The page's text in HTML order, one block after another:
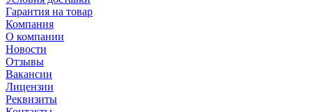
Гарантия на товар
Компания
О компании
Новости
Отзывы
Вакансии
Лицензии
Реквизиты